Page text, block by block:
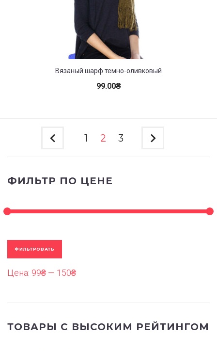
Вязаный шарф темно-оливковый
99.00₴
1 2 3
ФИЛЬТР ПО ЦЕНЕ
ФИЛЬТРОВАТЬ
Цена: 99₴ — 150₴
ТОВАРЫ С ВЫСОКИМ РЕЙТИНГОМ